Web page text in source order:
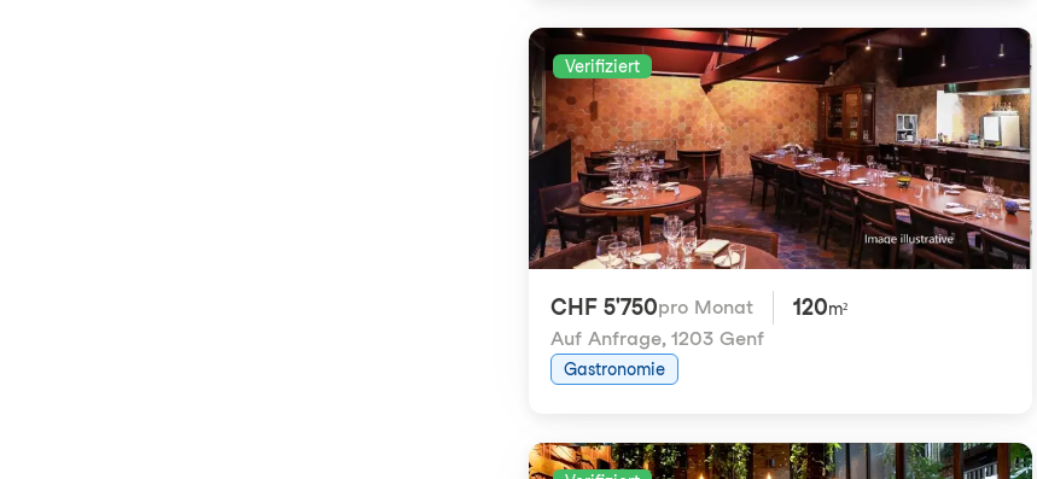
Verifiziert
CHF 5'750pro Monat 120m²
Auf Anfrage, 1203 Genf
Gastronomie